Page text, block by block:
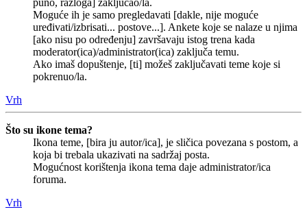
Moguće ih je samo pregledavati [dakle, nije moguće
uređivati/izbrisati... postove...]. Ankete koje se nalaze u njima
[ako nisu po određenju] završavaju istog trena kada
moderator(ica)/administrator(ica) zaključa temu.
Ako imaš dopuštenje, [ti] možeš zaključavati teme koje si
pokrenuo/la.
Vrh
Što su ikone tema?
Ikona teme, [bira ju autor/ica], je sličica povezana s postom, a
koja bi trebala ukazivati na sadržaj posta.
Mogućnost korištenja ikona tema daje administrator/ica
foruma.
Vrh